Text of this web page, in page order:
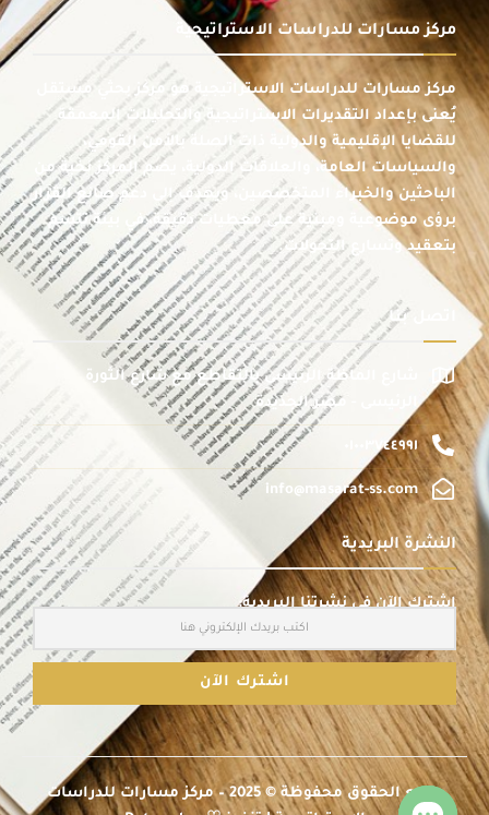
مركز مسارات للدراسات الاستراتيجية
مركز مسارات للدراسات الاستراتيجية هو مركز بحثي مستقل
يُعنى بإعداد التقديرات الاستراتيجية والتحليلات المعمقة
للقضايا الإقليمية والدولية ذات الصلة بالأمن القومي،
والسياسات العامة، والعلاقات الدولية، يضم المركز نخبة من
الباحثين والخبراء المتخصصين، ويهدف إلى دعم صانع القرار
برؤى موضوعية ومبنية على معطيات دقيقة، في بيئة تتسم
بتعقيد وتسارع التحولات.
اتصل بنا
شارع الماظة الرئيسى بالتقاطع مع شارع الثورة
الرئيسى - مصر الجديدة
٠١٠٠٣٧٤٤٩٩١
info@masarat-ss.com
النشرة البريدية
اشترك الآن في نشرتنا البريدية:
جميع الحقوق محفوظة © 2025 – مركز مسارات للدراسات